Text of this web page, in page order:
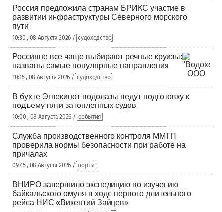
Россия предложила странам БРИКС участие в
развитии инфраструктуры Северного морского
пути
10:30 , 08 Августа 2026 / судоходство
Россияне все чаще выбирают речные круизы:
названы самые популярные направления
10:15 , 08 Августа 2026 / судоходство
В бухте Эгвекинот водолазы ведут подготовку к
подъему пяти затопленных судов
10:00 , 08 Августа 2026 / события
Служба производственного контроля ММТП
проверила нормы безопасности при работе на
причалах
09:45 , 08 Августа 2026 / порты
ВНИРО завершило экспедицию по изучению
байкальского омуля в ходе первого длительного
рейса НИС «Викентий Зайцев»